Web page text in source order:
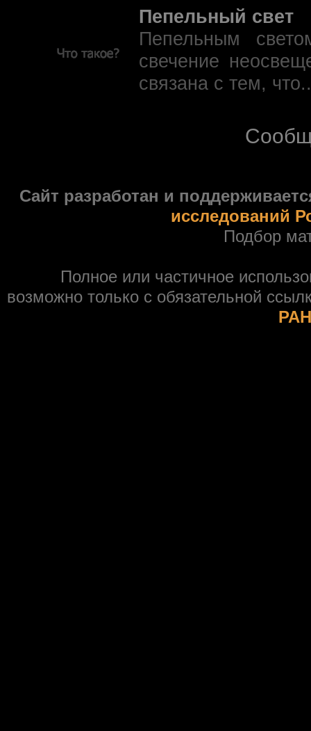
Пепельный свет
Пепельным
свечение
связана с тем,
Сайт разработан и
исследований
Подбор
Полное или частичное
возможно только с обязательной